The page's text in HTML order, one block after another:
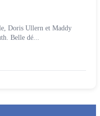
Doris Ullern et Maddy
Belle dé...